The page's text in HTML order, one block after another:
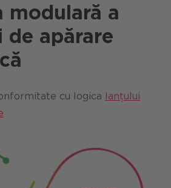
modulară a
de apărare
cu logica lanțului